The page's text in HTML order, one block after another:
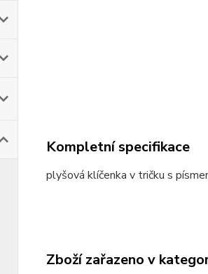
Kompletní specifikace
plyšová klíčenka v tričku s
Zboží zařazeno v